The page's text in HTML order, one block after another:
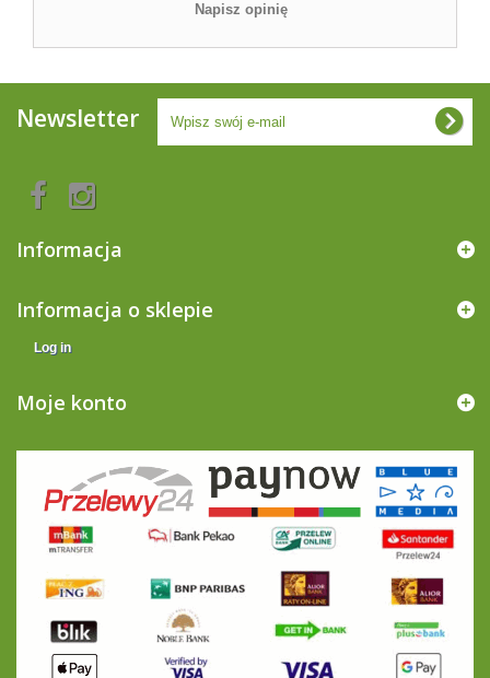
Napisz opinię
Newsletter
Informacja
Informacja o sklepie
Log in
Moje konto